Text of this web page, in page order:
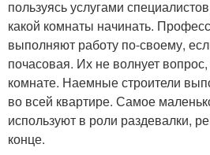
пользуясь услугами
какой комнаты начинать.
выполняют работу по-своему,
почасовая. Их не волнует
комнате. Наемные строители
во всей квартире. Самое
используют в роли раздевалки,
конце.